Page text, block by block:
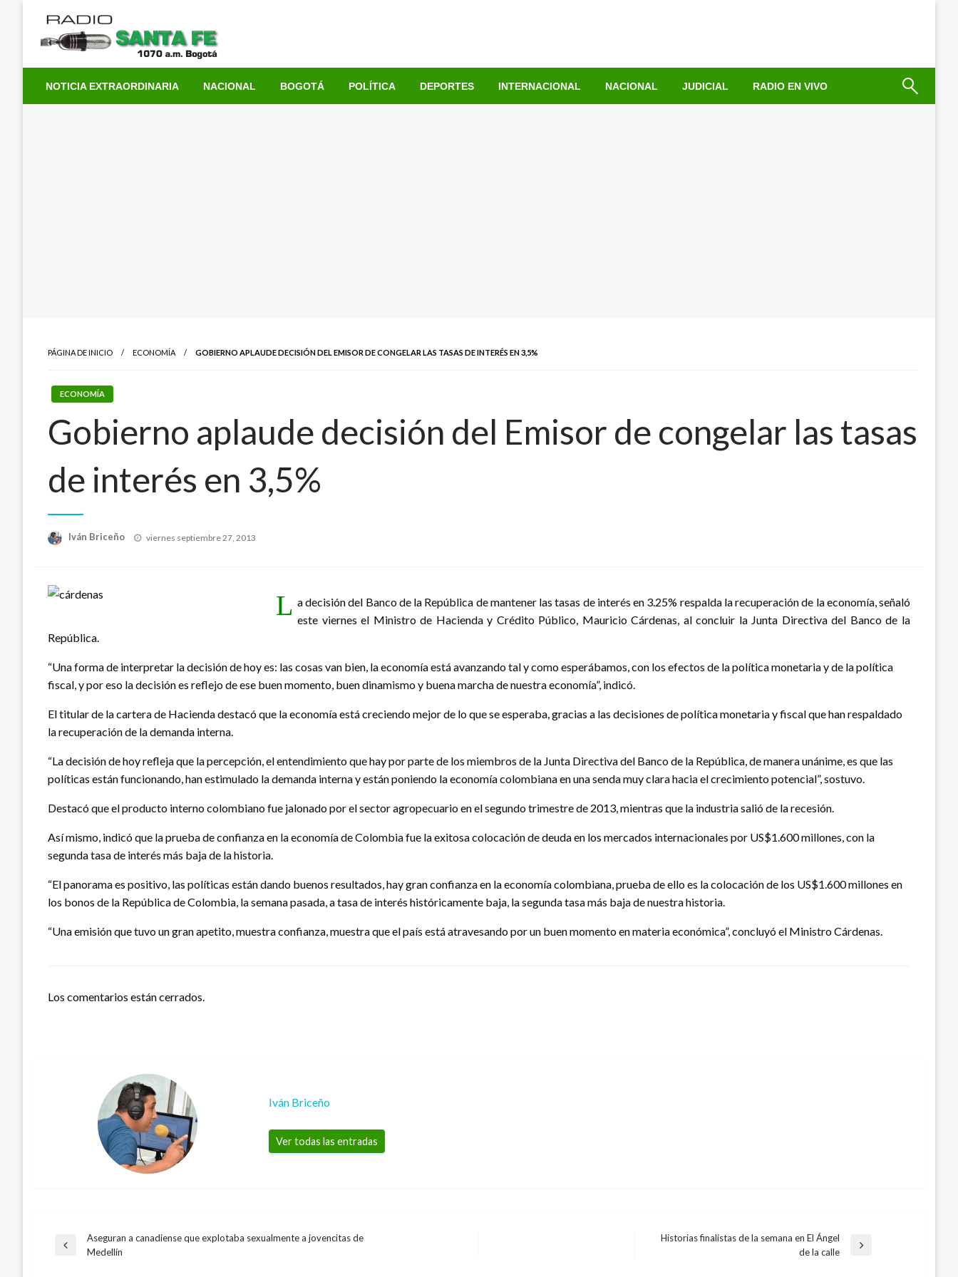
contenido
NOTICIA EXTRAORDINARIA NACIONAL BOGOTÁ POLÍTICA DEPORTES INTERNACIONAL NACIONAL JUDICIAL RADIO EN VIVO
PÁGINA DE INICIO ECONOMÍA GOBIERNO APLAUDE DECISIÓN DEL EMISOR DE CONGELAR LAS TASAS DE INTERÉS EN 3,5%
ECONOMÍA
Gobierno aplaude decisión del Emisor de congelar las tasas
de interés en 3,5%
Iván Briceño
Publicado
viernes septiembre 27, 2013
L a decisión del Banco de la República de mantener las tasas de interés en 3.25% respalda la recuperación de la economía, señaló
este viernes el Ministro de Hacienda y Crédito Público, Mauricio Cárdenas, al concluir la Junta Directiva del Banco de la
República.
“Una forma de interpretar la decisión de hoy es: las cosas van bien, la economía está avanzando tal y como esperábamos, con los efectos de la política monetaria y de la política
fiscal, y por eso la decisión es reflejo de ese buen momento, buen dinamismo y buena marcha de nuestra economía”, indicó.
El titular de la cartera de Hacienda destacó que la economía está creciendo mejor de lo que se esperaba, gracias a las decisiones de política monetaria y fiscal que han respaldado
la recuperación de la demanda interna.
“La decisión de hoy refleja que la percepción, el entendimiento que hay por parte de los miembros de la Junta Directiva del Banco de la República, de manera unánime, es que las
políticas están funcionando, han estimulado la demanda interna y están poniendo la economía colombiana en una senda muy clara hacia el crecimiento potencial”, sostuvo.
Destacó que el producto interno colombiano fue jalonado por el sector agropecuario en el segundo trimestre de 2013, mientras que la industria salió de la recesión.
Así mismo, indicó que la prueba de confianza en la economía de Colombia fue la exitosa colocación de deuda en los mercados internacionales por US$1.600 millones, con la
segunda tasa de interés más baja de la historia.
“El panorama es positivo, las políticas están dando buenos resultados, hay gran confianza en la economía colombiana, prueba de ello es la colocación de los US$1.600 millones en
los bonos de la República de Colombia, la semana pasada, a tasa de interés históricamente baja, la segunda tasa más baja de nuestra historia.
“Una emisión que tuvo un gran apetito, muestra confianza, muestra que el país está atravesando por un buen momento en materia económica”, concluyó el Ministro Cárdenas.
Los comentarios están cerrados.
Iván Briceño
Ver todas las entradas
Navegación
Entrada
Aseguran a canadiense que explotaba sexualmente a jovencitas de
Medellín
Historias finalistas de la semana en El Ángel
de la calle